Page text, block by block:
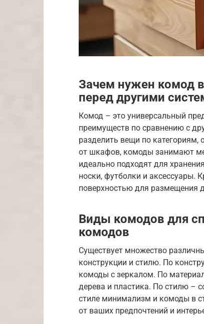
Зачем нужен комод
перед другими
Комод – это универсальный
преимуществ по сравнению с
разделить вещи по категориям,
от шкафов, комоды занимают
идеально подходят для
носки, футболки и аксессуары.
поверхностью для размещения
Виды комодов для
комодов
Существует множество
конструкции и стилю. По
комоды с зеркалом. По
дерева и пластика. По стилю –
стиле минимализм и комоды в
от ваших предпочтений и